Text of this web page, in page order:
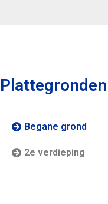
Plattegronden
Begane grond
2e verdieping